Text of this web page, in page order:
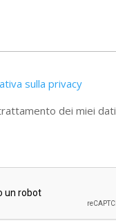
sulla privacy
dei miei dati